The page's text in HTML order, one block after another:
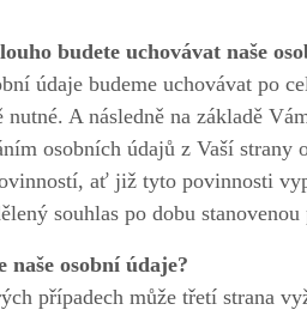
budete uchovávat naše
údaje budeme uchovávat po
nutné. A následně na základě
osobních údajů z Vaší
ať již tyto povinnosti
souhlas po dobu
naše osobní údaje?
případech může třetí strana